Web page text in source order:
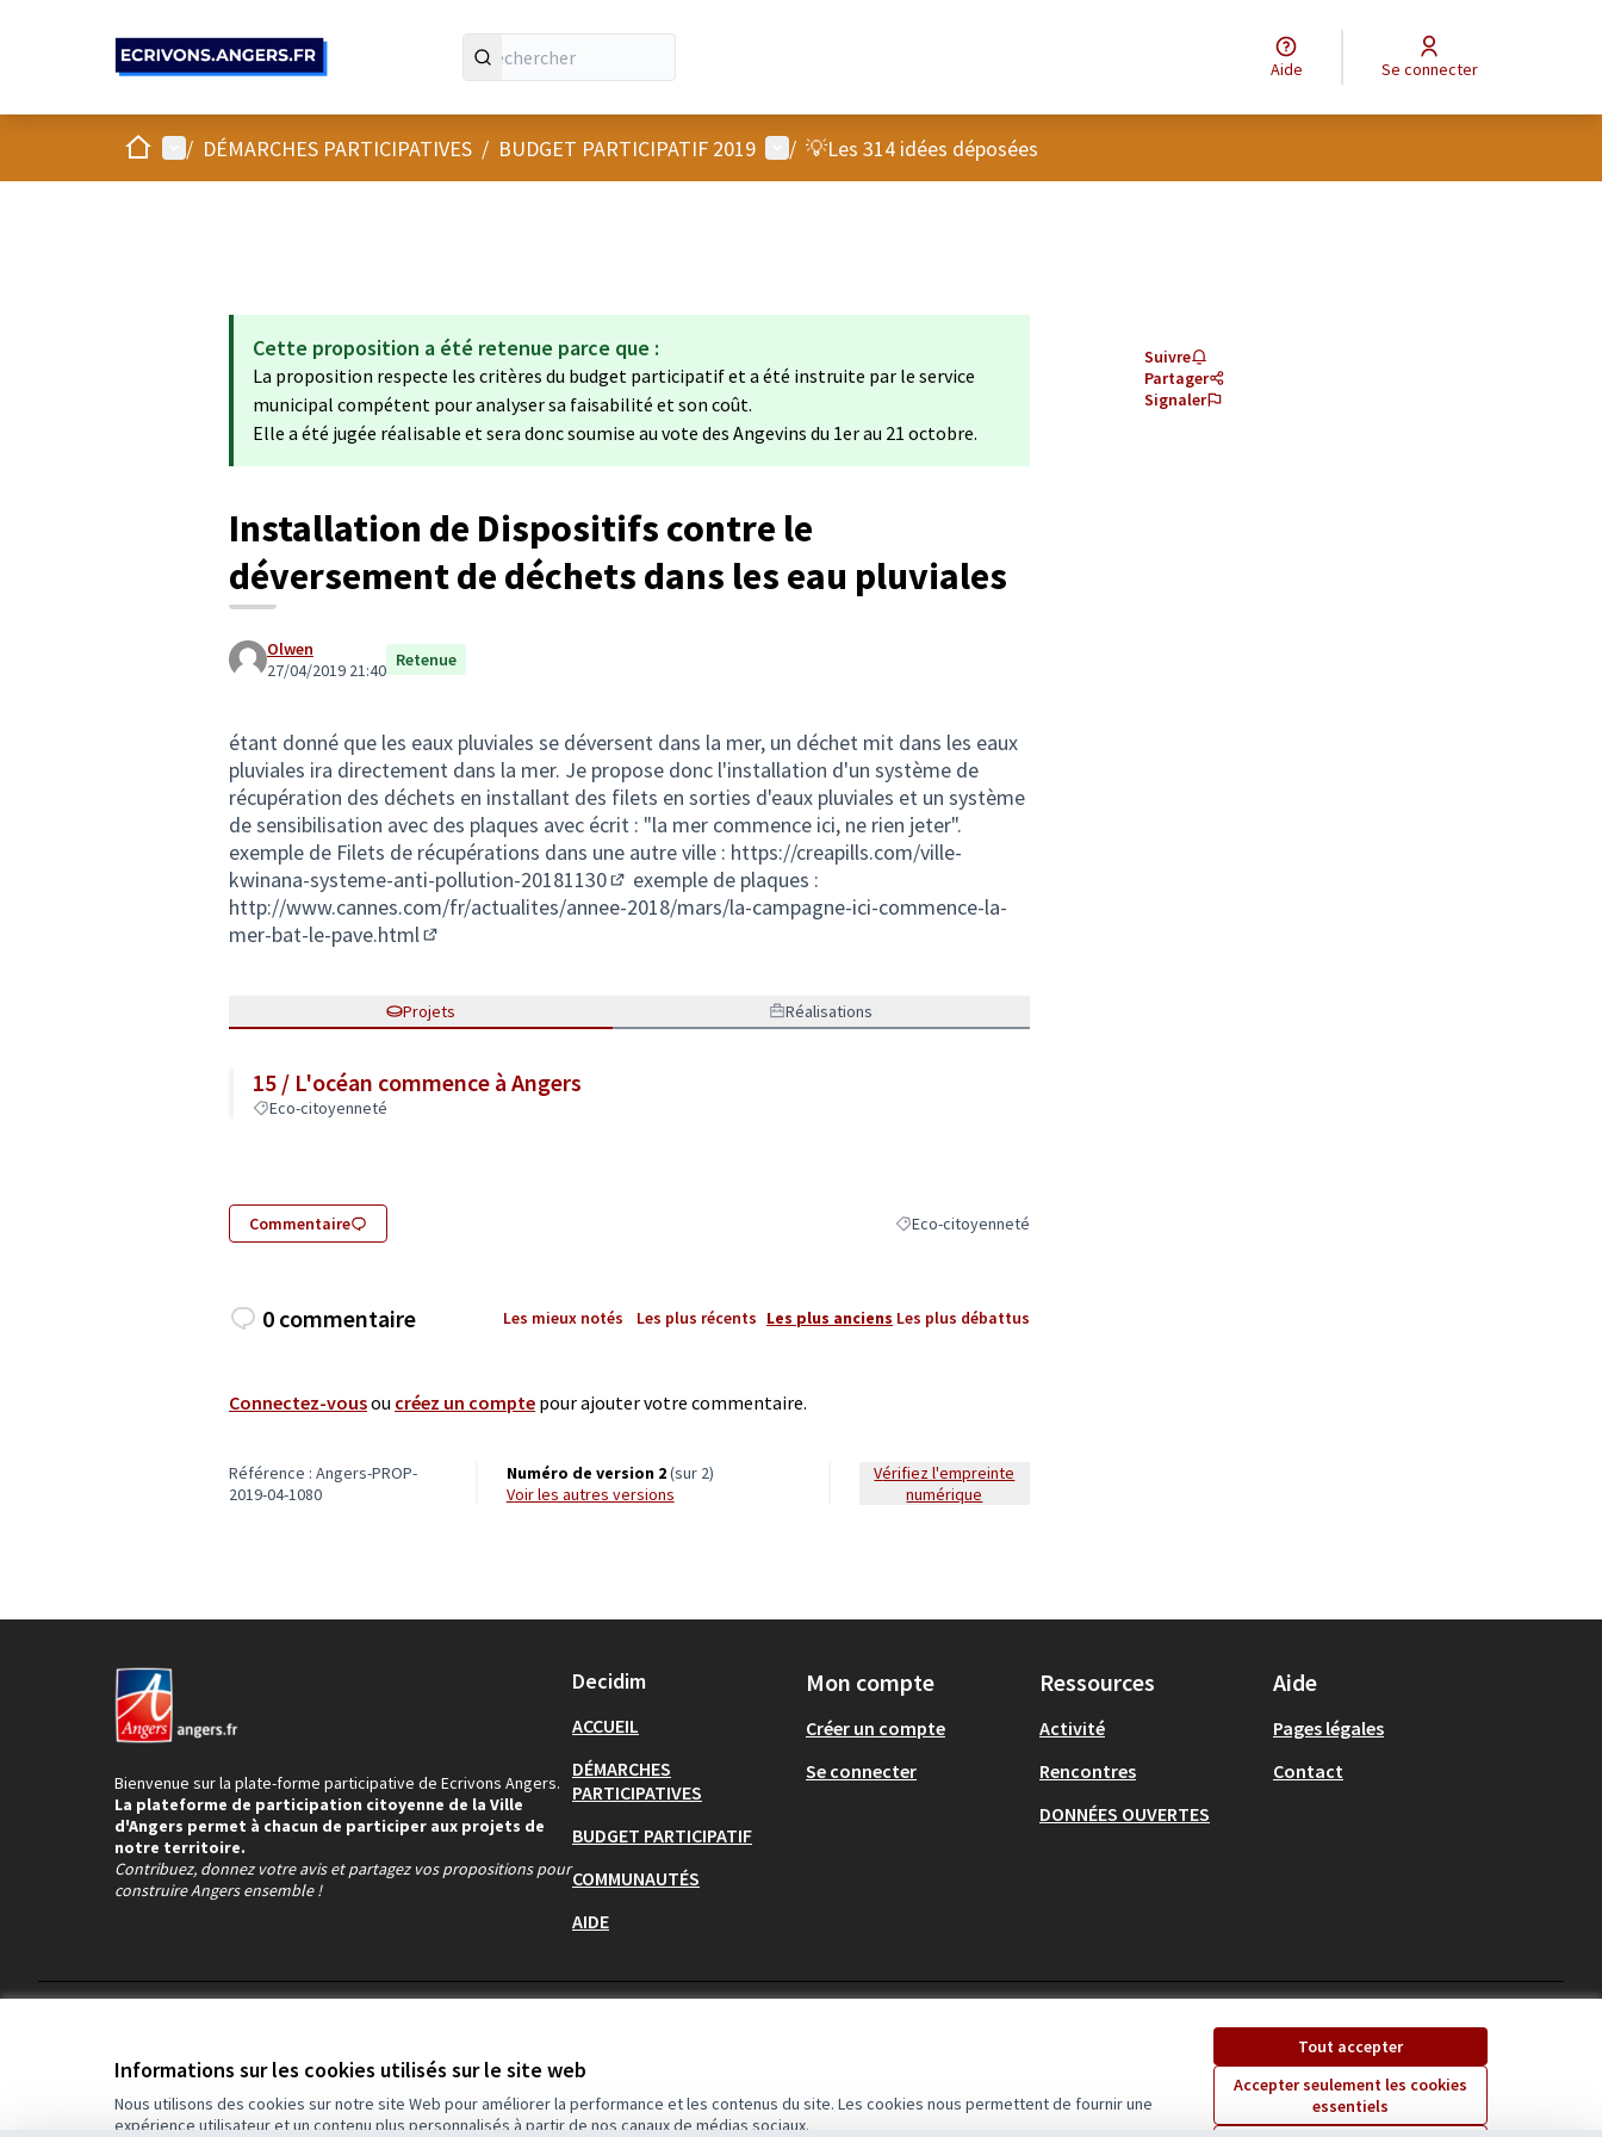
Informations sur les cookies utilisés sur le site web
Nous utilisons des cookies sur notre site Web pour améliorer la performance et les contenus du site. Les cookies nous permettent de fournir une
expérience utilisateur et un contenu plus personnalisés à partir de nos canaux de médias sociaux.
Tout accepter
Accepter seulement les cookies
essentiels
Aide Se connecter
AccueilMenu principal
/ DÉMARCHES PARTICIPATIVES / BUDGET PARTICIPATIF 2019 Menu utilisateur
/ 💡Les 314 idées déposées
Cette proposition a été retenue parce que :
La proposition respecte les critères du budget participatif et a été instruite par le service
municipal compétent pour analyser sa faisabilité et son coût.
Elle a été jugée réalisable et sera donc soumise au vote des Angevins du 1er au 21 octobre.
Installation de Dispositifs contre le
déversement de déchets dans les eau pluviales
Olwen
27/04/2019 21:40 Retenue
étant donné que les eaux pluviales se déversent dans la mer, un déchet mit dans les eaux
pluviales ira directement dans la mer. Je propose donc l'installation d'un système de
récupération des déchets en installant des filets en sorties d'eaux pluviales et un système
de sensibilisation avec des plaques avec écrit : "la mer commence ici, ne rien jeter".
exemple de Filets de récupérations dans une autre ville : https://creapills.com/ville-
kwinana-systeme-anti-pollution-20181130
(Lien externe)
exemple de plaques :
http://www.cannes.com/fr/actualites/annee-2018/mars/la-campagne-ici-commence-la-
mer-bat-le-pave.html
Projets Réalisations
15 / L'océan commence à Angers
Eco-citoyenneté
Commentaire Filtrer les résultats de la catégorie : Eco-citoyenneté
Eco-citoyenneté
Suivre
Partager
Signaler
0 commentaire Les mieux notés Les plus récents Les plus anciens Les plus débattus
Connectez-vousou créez un compte pour ajouter votre commentaire.
Référence : Angers-PROP-
2019-04-1080
Numéro de version 2(sur 2)
voir les autres versions
Vérifiez l'empreinte
numérique
Bienvenue sur la plate-forme participative de Ecrivons Angers.
La plateforme de participation citoyenne de la Ville
d'Angers permet à chacun de participer aux projets de
notre territoire.
Contribuez, donnez votre avis et partagez vos propositions pour
construire Angers ensemble !
Decidim
ACCUEIL
DÉMARCHES
PARTICIPATIVES
BUDGET PARTICIPATIF
COMMUNAUTÉS
AIDE
Mon compte
Créer un compte
Se connecter
Ressources
Activité
Rencontres
DONNÉES OUVERTES
Aide
Pages légales
Contact
(Lien externe)(Lien externe)
Licence Creative
(Lien externe)